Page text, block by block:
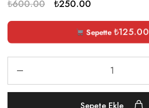
₺600.00 ₺250.00
Sepette₺125.00